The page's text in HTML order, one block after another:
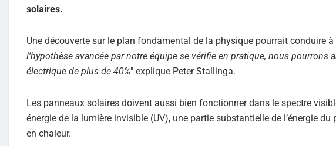
solaires.
Une découverte sur le plan fondamental de la physique pourrait conduire
l’hypothèse avancée par notre équipe se vérifie en pratique, nous pourrons
électrique de plus de 40%" explique Peter Stallinga.
Les panneaux solaires doivent aussi bien fonctionner dans le spectre
énergie de la lumière invisible (UV), une partie substantielle de l’énergie
en chaleur.